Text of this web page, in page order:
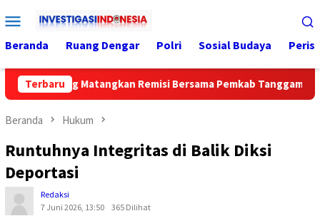
ke
konten
Menu
Mobile
Beranda Ruang Dengar Polri Sosial Budaya
Terbaru
Matangkan Remisi Bersama Pemkab Tanggamus
Beranda Hukum
Runtuhnya Integritas di Balik Diksi
Deportasi
Redaksi
7 Juni 2026, 13:50
365 Dilihat